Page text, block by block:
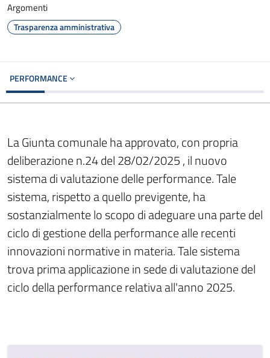
Argomenti
Trasparenza amministrativa
PERFORMANCE
La Giunta comunale ha approvato, con propria
deliberazione n.24 del 28/02/2025 , il nuovo
sistema di valutazione delle performance. Tale
sistema, rispetto a quello previgente, ha
sostanzialmente lo scopo di adeguare una parte del
ciclo di gestione della performance alle recenti
innovazioni normative in materia. Tale sistema
trova prima applicazione in sede di valutazione del
ciclo della performance relativa all'anno 2025.